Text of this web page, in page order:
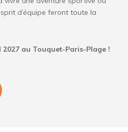
d’équipe feront toute la
au Touquet-Paris-Plage !